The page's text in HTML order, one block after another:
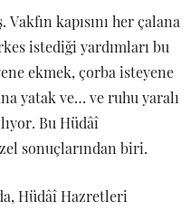
kapısını her çalana
istediği yardımları bu
ekmek, çorba isteyene
yatak ve… ve ruhu yaralı
Bu Hüdâî
sonuçlarından biri.
Hüdâî Hazretleri